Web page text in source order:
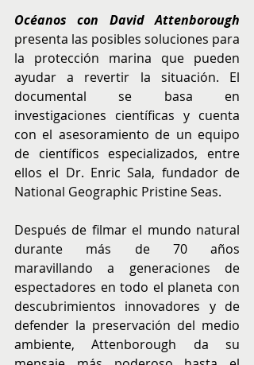
Océanos con David Attenborough
presenta las posibles soluciones para
la protección marina que pueden
ayudar a revertir la situación. El
documental se basa en
investigaciones científicas y cuenta
con el asesoramiento de un equipo
de científicos especializados, entre
ellos el Dr. Enric Sala, fundador de
National Geographic Pristine Seas.
Después de filmar el mundo natural
durante más de 70 años
maravillando a generaciones de
espectadores en todo el planeta con
descubrimientos innovadores y de
defender la preservación del medio
ambiente, Attenborough da su